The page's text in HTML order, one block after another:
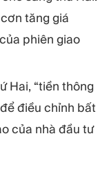
tăng giá
phiên giao
Hai, “tiền thông
điều chỉnh bất
của nhà đầu tư